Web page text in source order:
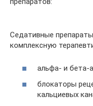
Седативные
комплексную
альфа- и бета-
блокаторы
кальциевых